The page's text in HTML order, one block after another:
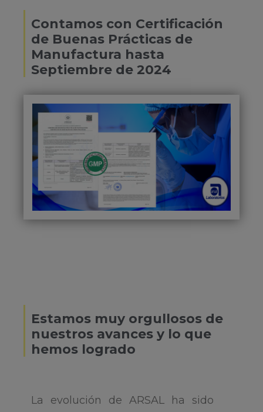
Contamos con Certificación
de Buenas Prácticas de
Manufactura hasta
Septiembre de 2024
Estamos muy orgullosos de
nuestros avances y lo que
hemos logrado
La evolución de ARSAL ha sido